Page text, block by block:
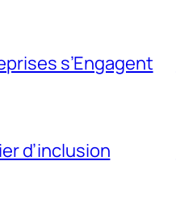
s’Engagent
d’inclusion